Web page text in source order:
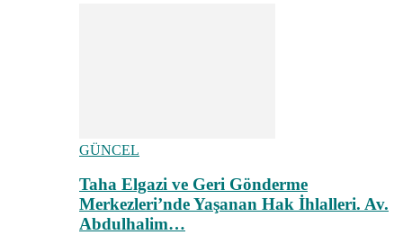
GÜNCEL
Taha Elgazi ve Geri Gönderme
Merkezleri’nde Yaşanan Hak İhlalleri. Av.
Abdulhalim…